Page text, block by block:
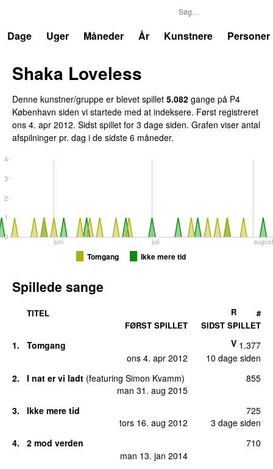
Dage
Uger Måneder År Kunstnere Personer
Shaka Loveless
Denne kunstner/gruppe er blevet spillet 5.082 gange på P4
København siden vi startede med at indeksere. Først registreret
ons 4. apr 2012. Sidst spillet for 3 dage siden. Grafen viser antal
afspilninger pr. dag i de sidste 6 måneder.
juni juli august
0
1
2
3
4
Tomgang Ikke mere tid
Spillede sange
TITEL
FØRST SPILLET
SIDST SPILLET
R #
1.
Tomgang
ons 4. apr 2012
10 dage siden
V 1.377
2. I nat er vi ladt (featuring Simon Kvamm)
man 31. aug 2015
855
3.
Ikke mere tid
tors 16. aug 2012
3 dage siden
725
4.
2 mod verden
man 13. jan 2014
710